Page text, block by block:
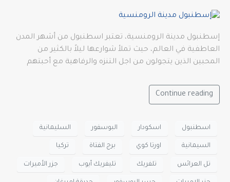
إسطنبول مدينة الرومنسية، تعتبر اسطنبول من أشهر المدن
العاطفية في العالم، حيث تملأ شوارعها ليلاً بالكثير من
المحبين الذين يتجولون من اجل التنزه والرفاهية مع أحبتهم
Continue reading
اسطنبول اسكودار البوسفور السليمانية
السيمانية اورتا كوي برج الفتاة تركيا
تل العرائس تلفريك تليفريك أيوب جزر الأميرات